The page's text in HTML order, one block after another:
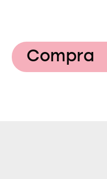
Compra